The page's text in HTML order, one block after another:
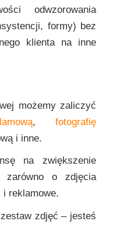
odwzorowania
formy) bez
klienta na inne
możemy zaliczyć
,fotografię
i inne.
na zwiększenie
zarówno o zdjęcia
i reklamowe.
zdjęć – jesteś